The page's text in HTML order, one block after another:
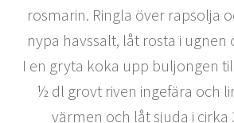
rosmarin. Ringla över rapsolja
nypa havssalt, låt rosta i ugnen
I en gryta koka upp buljongen
½ dl grovt riven ingefära och
värmen och låt sjuda i cirka